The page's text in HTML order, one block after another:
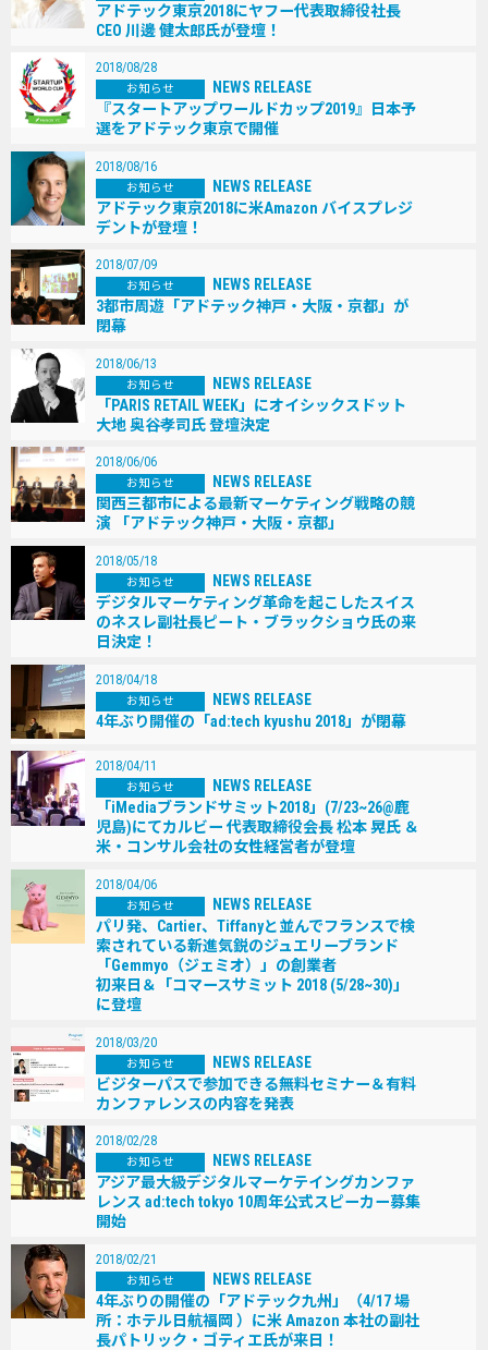
アドテック東京2018にヤフー代表取締役社長
CEO 川邊 健太郎氏が登壇！
2018/08/28
お知らせ
NEWS RELEASE
『スタートアップワールドカップ2019』日本予
選をアドテック東京で開催
2018/08/16
お知らせ
NEWS RELEASE
アドテック東京2018に米Amazon バイスプレジ
デントが登壇！
2018/07/09
お知らせ
NEWS RELEASE
3都市周遊「アドテック神戸・大阪・京都」が
閉幕
2018/06/13
お知らせ
NEWS RELEASE
「PARIS RETAIL WEEK」にオイシックスドット
大地 奥谷孝司氏 登壇決定
2018/06/06
お知らせ
NEWS RELEASE
関西三都市による最新マーケティング戦略の競
演 「アドテック神戸・大阪・京都」
2018/05/18
お知らせ
NEWS RELEASE
デジタルマーケティング革命を起こしたスイス
のネスレ副社長ピート・ブラックショウ氏の来
日決定！
2018/04/18
お知らせ
NEWS RELEASE
4年ぶり開催の「ad:tech kyushu 2018」が閉幕
2018/04/11
お知らせ
NEWS RELEASE
「iMediaブランドサミット2018」(7/23~26@鹿
児島)にてカルビー 代表取締役会長 松本 晃氏 ＆
米・コンサル会社の女性経営者が登壇
2018/04/06
お知らせ
NEWS RELEASE
パリ発、Cartier、Tiffanyと並んでフランスで検
索されている新進気鋭のジュエリーブランド
「Gemmyo（ジェミオ）」の創業者
初来日＆「コマースサミット 2018 (5/28~30)」
に登壇
2018/03/20
お知らせ
NEWS RELEASE
ビジターパスで参加できる無料セミナー＆有料
カンファレンスの内容を発表
2018/02/28
お知らせ
NEWS RELEASE
アジア最大級デジタルマーケテイングカンファ
レンス ad:tech tokyo 10周年公式スピーカー募集
開始
2018/02/21
お知らせ
NEWS RELEASE
4年ぶりの開催の「アドテック九州」（4/17 場
所：ホテル日航福岡 ）に米 Amazon 本社の副社
長パトリック・ゴティエ氏が来日！